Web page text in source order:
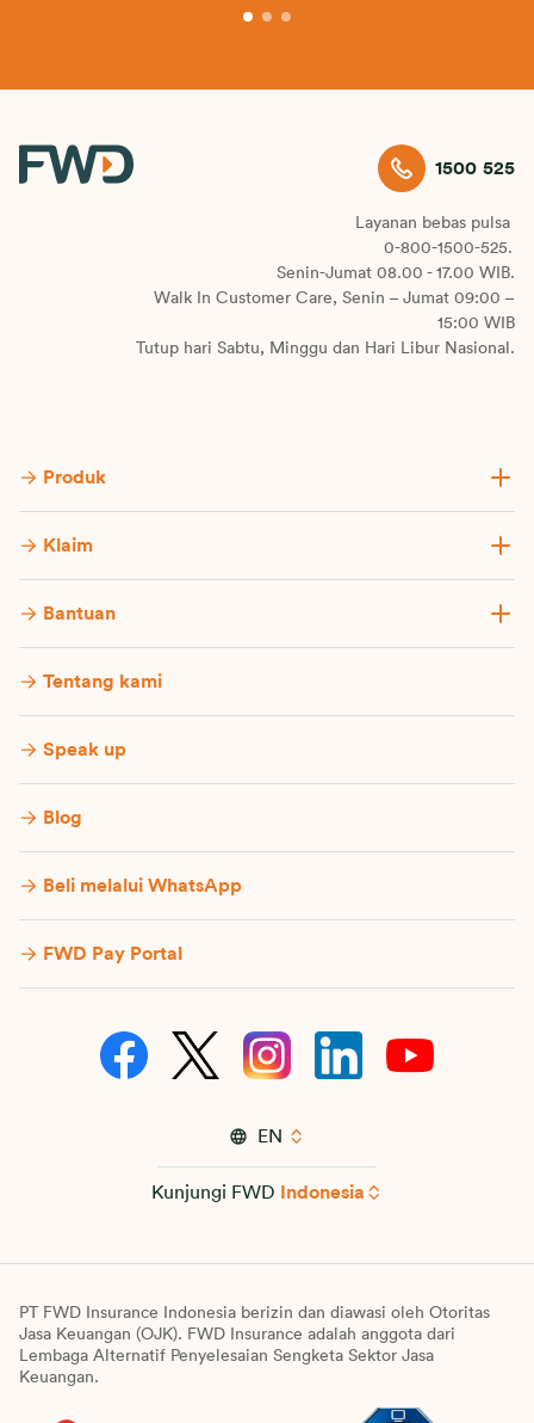
1500 525
Layanan bebas pulsa
0-800-1500-525.
Senin-Jumat 08.00 - 17.00 WIB.
Walk In Customer Care, Senin – Jumat 09:00 –
15:00 WIB
Tutup hari Sabtu, Minggu dan Hari Libur Nasional.
Produk
Klaim
Bantuan
Tentang kami
Speak up
Blog
Beli melalui WhatsApp
FWD Pay Portal
EN
Kunjungi FWD Indonesia
PT FWD Insurance Indonesia berizin dan diawasi oleh Otoritas
Jasa Keuangan (OJK). FWD Insurance adalah anggota dari
Lembaga Alternatif Penyelesaian Sengketa Sektor Jasa
Keuangan.